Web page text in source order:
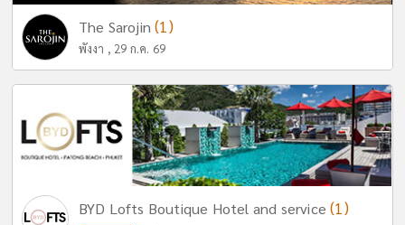
The Sarojin(1)
พังงา , 29 ก.ค. 69
BYD Lofts Boutique Hotel and service(1)